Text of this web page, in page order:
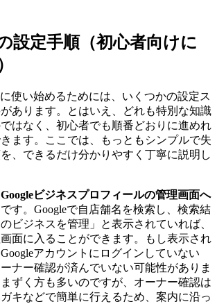
設定手順（初心者向けに
使い始めるためには、いくつかの設定ス
あります。とはいえ、どれも特別な知識
はなく、初心者でも順番どおりに進めれ
ます。ここでは、もっともシンプルで失
、できるだけ分かりやすく丁寧に説明し
Googleビジネスプロフィールの管理画面へ
です。Googleで自店舗名を検索し、検索結
ビジネスを管理」と表示されていれば、
面に入ることができます。もし表示され
アカウントにログインしていない
ナー確認が済んでいない可能性がありま
ずく方も多いのですが、オーナー確認は
キなどで簡単に行えるため、案内に沿っ